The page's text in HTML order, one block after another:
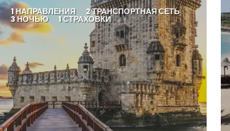
1 НАПРАВЛЕНИЯ 2 ТРАНСПОРТНАЯ СЕТЬ
3 НОЧЬЮ 1 СТРАХОВКИ